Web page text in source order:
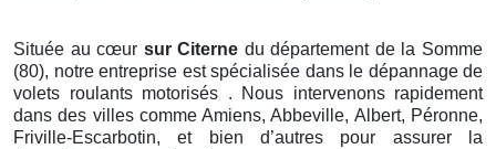
Située au cœur sur Citerne du département de la Somme
(80), notre entreprise est spécialisée dans le dépannage de
volets roulants motorisés . Nous intervenons rapidement
dans des villes comme Amiens, Abbeville, Albert, Péronne,
Friville-Escarbotin, et bien d’autres pour assurer la